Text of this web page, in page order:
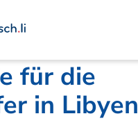
Angelegenheiten
für die
in Libyen